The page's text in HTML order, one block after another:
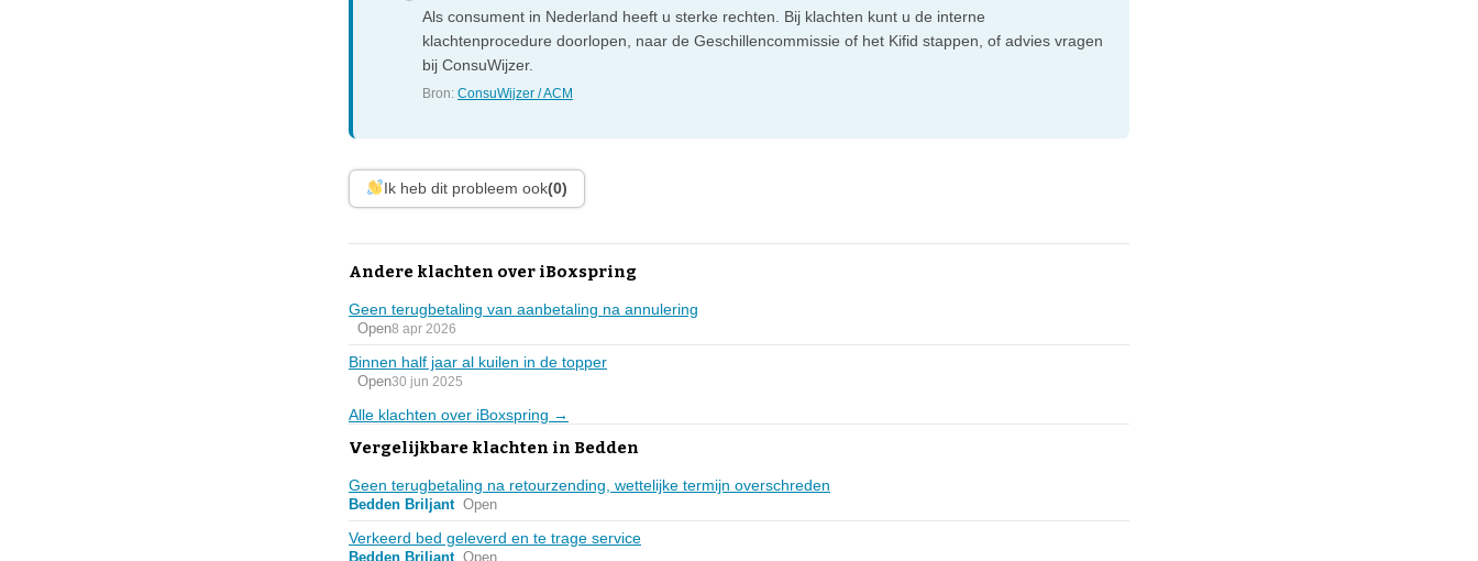
Als consument in Nederland heeft u sterke rechten. Bij klachten kunt u de interne
klachtenprocedure doorlopen, naar de Geschillencommissie of het Kifid stappen, of advies vragen
bij ConsuWijzer.
Bron:ConsuWijzer / ACM
Ik heb dit probleem ook(0)
Andere klachten over iBoxspring
Geen terugbetaling van aanbetaling na annulering
Open8 apr 2026
Binnen half jaar al kuilen in de topper
Open30 jun 2025
Alle klachten over iBoxspring →
Vergelijkbare klachten in Bedden
Geen terugbetaling na retourzending, wettelijke termijn overschreden
Bedden Briljant Open
Verkeerd bed geleverd en te trage service
Bedden Briljant Open